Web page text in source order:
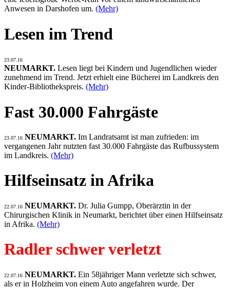
Anwesen in Darshofen um. (Mehr)
Lesen im Trend
23.07.16
NEUMARKT. Lesen liegt bei Kindern und Jugendlichen wieder
zunehmend im Trend. Jetzt erhielt eine Bücherei im Landkreis den
Kinder-Bibliothekspreis. (Mehr)
Fast 30.000 Fahrgäste
23.07.16 NEUMARKT. Im Landratsamt ist man zufrieden: im
vergangenen Jahr nutzten fast 30.000 Fahrgäste das Rufbussystem
im Landkreis. (Mehr)
Hilfseinsatz in Afrika
22.07.16 NEUMARKT. Dr. Julia Gumpp, Oberärztin in der
Chirurgischen Klinik in Neumarkt, berichtet über einen Hilfseinsatz
in Afrika. (Mehr)
Radler schwer verletzt
22.07.16 NEUMARKT. Ein 58jähriger Mann verletzte sich schwer,
als er in Holzheim von einem Auto angefahren wurde. Der